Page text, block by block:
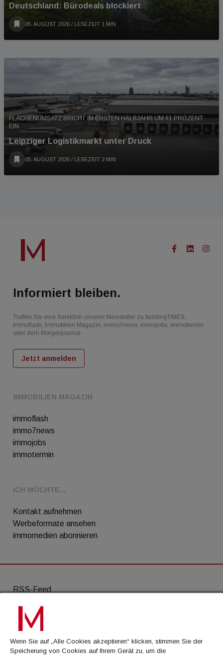
Deutschland: Bürodeals blockiert
05. AUGUST 2026 / LESEZEIT 1 MIN
FLÄCHENUMSATZ BRICHT IM ERSTEN HALBJAHR UM 61 PROZENT
EIN
Leipziger Logistikmarkt unter Druck
05. AUGUST 2026 / LESEZEIT 2 MIN
IMMOBILIEN MAGAZIN
immoflash
immo7news
immojobs
immotermin
ICH MÖCHTE...
Kontakt aufnehmen
Werbeformate ansehen
immomedien abonnieren
Informiert bleiben.
Treffen Sie eine Selektion unserer Newsletter zu buildingTIMES,
immoflash, Immobilien Magazin, immo7news, immojobs, immotermin
oder dem Morgenjournal
Jetzt anmelden
RSS-Feed
AGB
Datenschutz
Kontakt
Wenn Sie auf „Alle Cookies akzeptieren“ klicken, stimmen Sie der
Speicherung von Cookies auf Ihrem Gerät zu, um die